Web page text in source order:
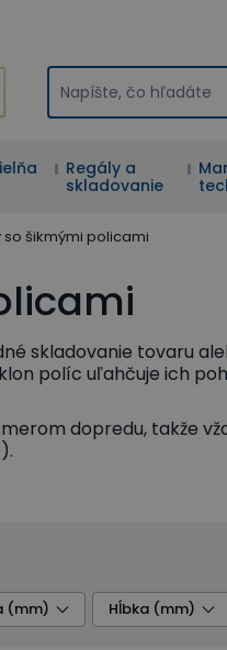
Regály a
skladovanie
so šikmými policami
skladovanie tovaru
políc uľahčuje ich
dopredu, takže
(mm) Hĺbka (mm)